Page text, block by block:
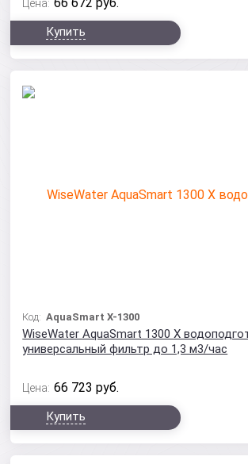
Цена:
Купить
Код:AquaSmart X-1300
WiseWater AquaSmart 1300 X
универсальный фильтр до 1,3 м3/час
Цена: 66 723 руб.
Купить